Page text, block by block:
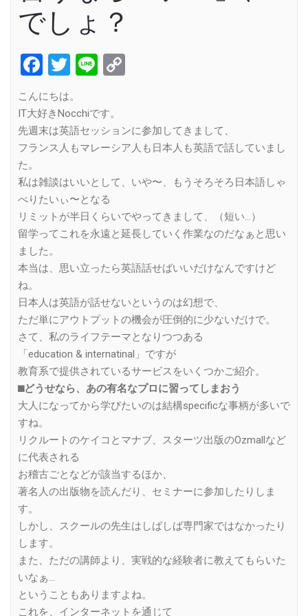
でしょ？
Facebook
Twitter
Line
こんにちは。
IT大好きNocchiです。
先週末は英語セッションに参加してきまして、
フランス人もマレーシア人も日本人も英語で話していまし
た。
私は雑談はいいとして、いや〜、もうそろそろ日本語しゃ
べりたいぃ〜となる
リミットが半日くらいでやってきまして、（短い…）
留学ってこれを永遠と延長していく作業なのだなぁと思い
ました。
本当は、思い立ったら英語話せばいいだけなんですけど
ね。
日本人は英語が話せないというのは幻想で、
ただ単にアウトプットの機会が圧倒的に少ないだけで。
さて、私のライフテーマとなりつつある
「education & internatinal」ですが
教育系で提供されているサービスをいくつかご紹介。
⬛︎どうせなら、あの有名なプロに習ってしまおう
大人になってから学びたいのは結構specificな事柄が多いで
すね。
リクルートのケイコとマナブ、スターツ出版のOzmallなど
に代表される
お稽古ごとなどが該当するほか、
著名人の出版物を読んだり、セミナーに参加したりしま
す。
しかし、スクールの先生はしばしば専門家ではなかったり
します。
また、ただの講師より、実戦的な経験者に教えてもらいた
いなぁ…
ということもありますよね。
これを、インターネットを通じて